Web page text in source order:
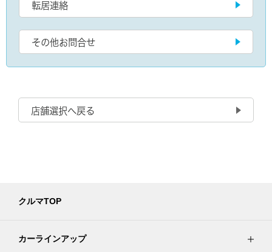
転居連絡
その他お問合せ
店舗選択へ戻る
クルマTOP
カーラインアップ